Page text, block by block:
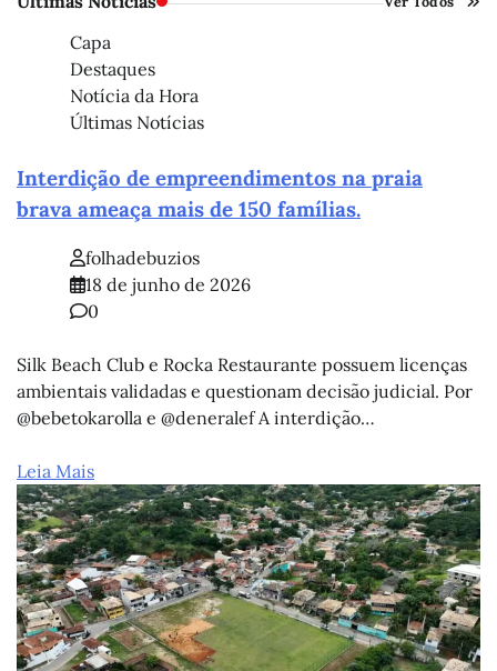
Capa
Destaques
Notícia da Hora
Últimas Notícias
Interdição de empreendimentos na praia
brava ameaça mais de 150 famílias.
folhadebuzios
18 de junho de 2026
0
Silk Beach Club e Rocka Restaurante possuem licenças
ambientais validadas e questionam decisão judicial. Por
@bebetokarolla e @deneralef A interdição…
Leia Mais